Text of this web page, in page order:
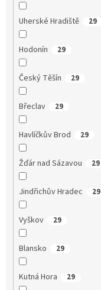
Uherské Hradiště 29
Hodonín 29
Český Těšín 29
Břeclav 29
Havlíčkův Brod 29
Žďár nad Sázavou 29
Jindřichův Hradec 29
Vyškov 29
Blansko 29
Kutná Hora 29